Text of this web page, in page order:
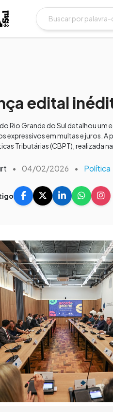
edital
Rio Grande do Sul detalhou
expressivos em multas e juros.
Tributárias (CBPT), realizada
• 04/02/2026 • Política